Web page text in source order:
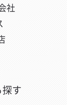
社
す